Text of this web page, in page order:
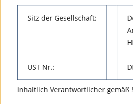
Sitz der Gesellschaft:
UST Nr.:
Inhaltlich Verantwortlicher gemäß